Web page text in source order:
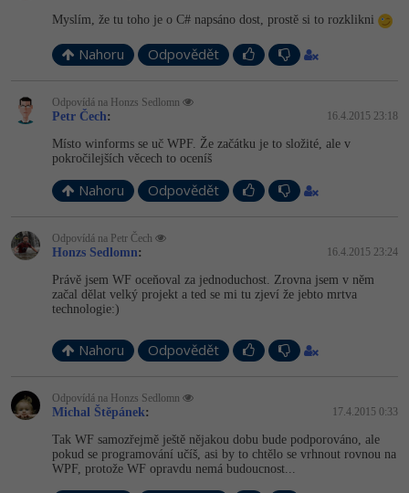
Kurzy e-commerce
Testování softwaru
Datová analýza
Digitální gramotnost
SEO -30%
UX
Business
Kryptoměny -25%
Copywriting -30%
Kurzy designu
HTML/CSS -80%
Photoshop -80%
Adobe Illustrator
Adobe XD -15%
Adobe InDesign -25%
Adobe After Effects
Blender -80%
Příběhy absolventů
Pro firmy
Myslím, že tu toho je o C# napsáno dost, prostě si to rozklikni
Nahoru Odpovědět
Odpovídá na Honzs Sedlomn
Petr Čech: 16.4.2015 23:18
Místo winforms se uč WPF. Že začátku je to složité, ale v
pokročilejších věcech to oceníš
Nahoru Odpovědět
Odpovídá na Petr Čech
Honzs Sedlomn: 16.4.2015 23:24
Právě jsem WF oceňoval za jednoduchost. Zrovna jsem v něm
začal dělat velký projekt a ted se mi tu zjeví že jebto mrtva
technologie:)
Nahoru Odpovědět
Odpovídá na Honzs Sedlomn
Michal Štěpánek: 17.4.2015 0:33
Tak WF samozřejmě ještě nějakou dobu bude podporováno, ale
pokud se programování učíš, asi by to chtělo se vrhnout rovnou na
WPF, protože WF opravdu nemá budoucnost...